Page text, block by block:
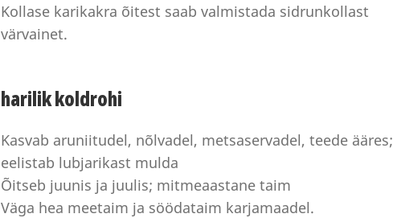
Kollase karikakra õitest saab valmistada sidrunkollast
värvainet.
harilik koldrohi
Kasvab aruniitudel, nõlvadel, metsaservadel, teede ääres;
eelistab lubjarikast mulda
Õitseb juunis ja juulis; mitmeaastane taim
Väga hea meetaim ja söödataim karjamaadel.